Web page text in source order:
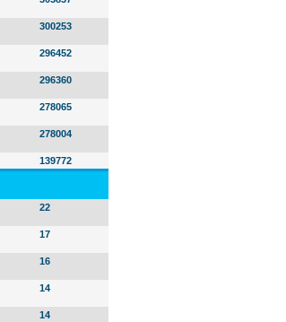
300253
296452
296360
278065
278004
139772
22
17
16
14
14